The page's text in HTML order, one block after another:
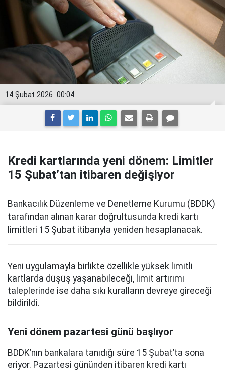
00:04
14 Şubat 2026
Kredi kartlarında yeni dönem: Limitler
15 Şubat’tan itibaren değişiyor
Bankacılık Düzenleme ve Denetleme Kurumu (BDDK)
tarafından alınan karar doğrultusunda kredi kartı
limitleri 15 Şubat itibarıyla yeniden hesaplanacak.
Yeni uygulamayla birlikte özellikle yüksek limitli
kartlarda düşüş yaşanabileceği, limit artırımı
taleplerinde ise daha sıkı kuralların devreye gireceği
bildirildi.
Yeni dönem pazartesi günü başlıyor
BDDK’nın bankalara tanıdığı süre 15 Şubat’ta sona
eriyor. Pazartesi gününden itibaren kredi kartı